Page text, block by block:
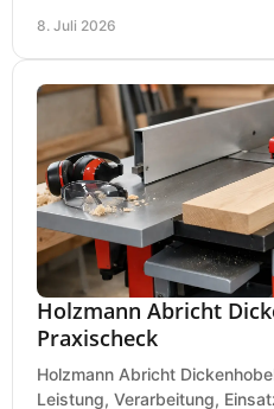
8. Juli 2026
Holzmann Abricht
Praxischeck
Holzmann Abricht
Leistung, Verarbeitung,